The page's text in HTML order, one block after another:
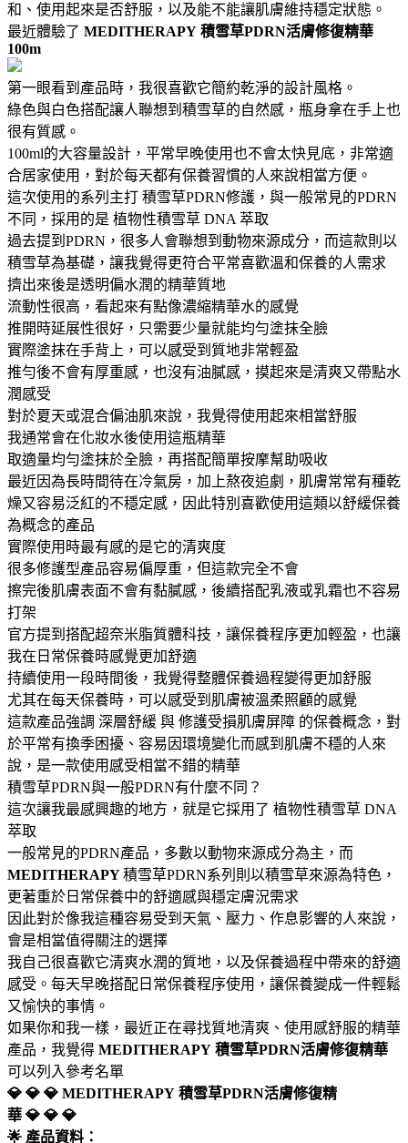
和、使用起來是否舒服，以及能不能讓肌膚維持穩定狀態。
最近體驗了 MEDITHERAPY 積雪草PDRN活膚修復精華
100m
第一眼看到產品時，我很喜歡它簡約乾淨的設計風格。
綠色與白色搭配讓人聯想到積雪草的自然感，瓶身拿在手上也
很有質感。
100ml的大容量設計，平常早晚使用也不會太快見底，非常適
合居家使用，對於每天都有保養習慣的人來說相當方便。
這次使用的系列主打 積雪草PDRN修護，與一般常見的PDRN
不同，採用的是 植物性積雪草 DNA 萃取
過去提到PDRN，很多人會聯想到動物來源成分，而這款則以
積雪草為基礎，讓我覺得更符合平常喜歡溫和保養的人需求
擠出來後是透明偏水潤的精華質地
流動性很高，看起來有點像濃縮精華水的感覺
推開時延展性很好，只需要少量就能均勻塗抹全臉
實際塗抹在手背上，可以感受到質地非常輕盈
推勻後不會有厚重感，也沒有油膩感，摸起來是清爽又帶點水
潤感受
對於夏天或混合偏油肌來說，我覺得使用起來相當舒服
我通常會在化妝水後使用這瓶精華
取適量均勻塗抹於全臉，再搭配簡單按摩幫助吸收
最近因為長時間待在冷氣房，加上熬夜追劇，肌膚常常有種乾
燥又容易泛紅的不穩定感，因此特別喜歡使用這類以舒緩保養
為概念的產品
實際使用時最有感的是它的清爽度
很多修護型產品容易偏厚重，但這款完全不會
擦完後肌膚表面不會有黏膩感，後續搭配乳液或乳霜也不容易
打架
官方提到搭配超奈米脂質體科技，讓保養程序更加輕盈，也讓
我在日常保養時感覺更加舒適
持續使用一段時間後，我覺得整體保養過程變得更加舒服
尤其在每天保養時，可以感受到肌膚被溫柔照顧的感覺
這款產品強調 深層舒緩 與 修護受損肌膚屏障 的保養概念，對
於平常有換季困擾、容易因環境變化而感到肌膚不穩的人來
說，是一款使用感受相當不錯的精華
積雪草PDRN與一般PDRN有什麼不同？
這次讓我最感興趣的地方，就是它採用了 植物性積雪草 DNA
萃取
一般常見的PDRN產品，多數以動物來源成分為主，而
MEDITHERAPY積雪草PDRN系列則以積雪草來源為特色，
更著重於日常保養中的舒適感與穩定膚況需求
因此對於像我這種容易受到天氣、壓力、作息影響的人來說，
會是相當值得關注的選擇
我自己很喜歡它清爽水潤的質地，以及保養過程中帶來的舒適
感受。每天早晚搭配日常保養程序使用，讓保養變成一件輕鬆
又愉快的事情。
如果你和我一樣，最近正在尋找質地清爽、使用感舒服的精華
產品，我覺得 MEDITHERAPY 積雪草PDRN活膚修復精華
可以列入參考名單
💎 💎 💎 MEDITHERAPY 積雪草PDRN活膚修復精
華 💎 💎 💎
🌟 產品資料：